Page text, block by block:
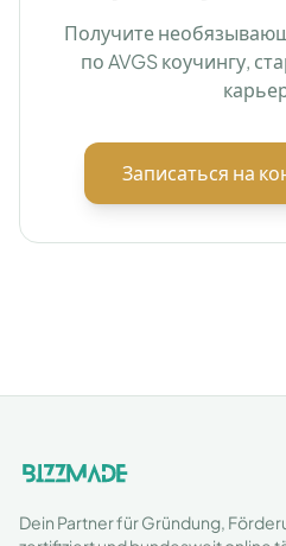
Получите
по AVGS коучингу,
Записаться на
Dein Partner für Gründung,